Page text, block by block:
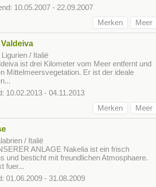
10.05.2007 - 22.09.2007
Meer
Merken
/ Italië
ist drei Kilometer vom Meer entfernt und
Mittelmeersvegetation. Er ist der ideale
10.02.2013 - 04.11.2013
Meer
Merken
/ Italië
ANLAGE Nakelia ist ein frisch
und besticht mit freundlichen Atmosphaere.
fuer...
01.06.2009 - 31.08.2009